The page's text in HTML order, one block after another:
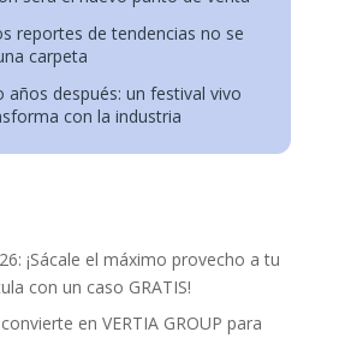
reportes de tendencias no se
carpeta
años después: un festival vivo
con la industria
¡Sácale el máximo provecho a tu
con un caso GRATIS!
en VERTIA GROUP para